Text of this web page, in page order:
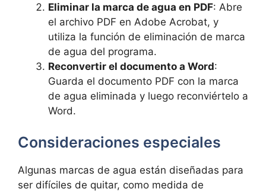
Eliminar la marca de agua en PDF: Abre
el archivo PDF en Adobe Acrobat, y
utiliza la función de eliminación de marca
de agua del programa.
Reconvertir el documento a Word:
Guarda el documento PDF con la marca
de agua eliminada y luego reconviértelo a
Word.
Consideraciones especiales
Algunas marcas de agua están diseñadas para
ser difíciles de quitar, como medida de